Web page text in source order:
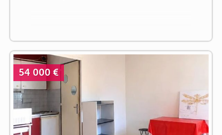
54 000 €